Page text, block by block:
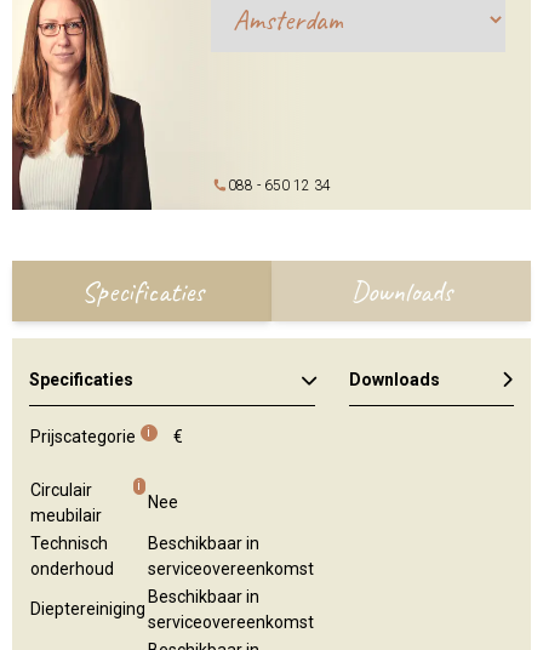
088 - 650 12 34
Specificaties Downloads
Specificaties
Prijscategorie i €
Circulair
meubilair
i
Nee
Technisch
onderhoud
Beschikbaar in
serviceovereenkomst
Dieptereiniging
Beschikbaar in
serviceovereenkomst
Downloads